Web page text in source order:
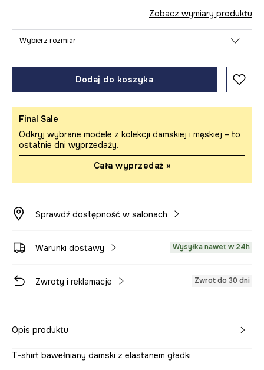
Zobacz wymiary produktu
Wybierz rozmiar
Dodaj do koszyka
Final Sale
Odkryj wybrane modele z kolekcji damskiej i męskiej – to
ostatnie dni wyprzedaży.
Cała wyprzedaż »
Sprawdź dostępność w salonach
Warunki dostawy Wysyłka nawet w 24h
Zwroty i reklamacje Zwrot do 30 dni
Opis produktu
T-shirt bawełniany damski z elastanem gładki